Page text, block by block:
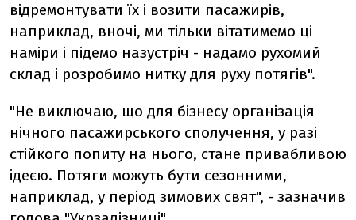
відремонтувати їх і возити пасажирів,
наприклад, вночі, ми тільки вітатимемо ці
наміри і підемо назустріч - надамо рухомий
склад і розробимо нитку для руху потягів".
"Не виключаю, що для бізнесу організація
нічного пасажирського сполучення, у разі
стійкого попиту на нього, стане привабливою
ідеєю. Потяги можуть бути сезонними,
наприклад, у період зимових свят", - зазначив